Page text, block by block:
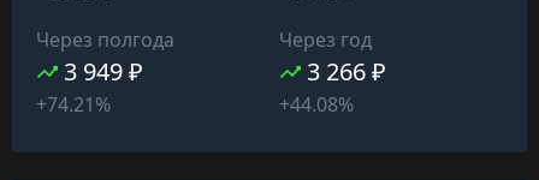
Через полгода
3 949 ₽
+74.21%
Через год
3 266 ₽
+44.08%